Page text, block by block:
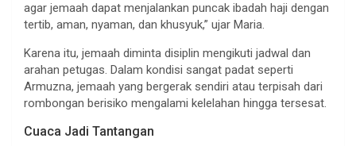
agar jemaah dapat menjalankan puncak ibadah haji dengan
tertib, aman, nyaman, dan khusyuk,” ujar Maria.
Karena itu, jemaah diminta disiplin mengikuti jadwal dan
arahan petugas. Dalam kondisi sangat padat seperti
Armuzna, jemaah yang bergerak sendiri atau terpisah dari
rombongan berisiko mengalami kelelahan hingga tersesat.
Cuaca Jadi Tantangan